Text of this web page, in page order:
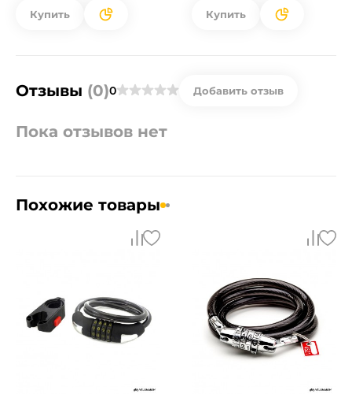
Купить Купить
Отзывы (0)0 Добавить отзыв
Пока отзывов нет
Похожие товары